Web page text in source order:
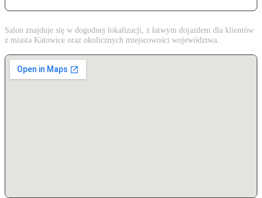
Salon znajduje się w dogodnej lokalizacji, z łatwym dojazdem dla klientów
z miasta Katowice oraz okolicznych miejscowości województwa.